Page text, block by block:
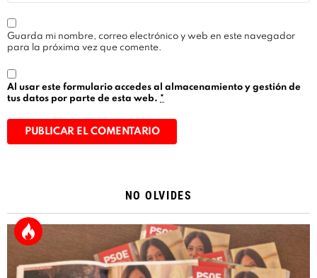
Guarda mi nombre, correo electrónico y web en este navegador
para la próxima vez que comente.
Al usar este formulario accedes al almacenamiento y gestión de
tus datos por parte de esta web. *
NO OLVIDES